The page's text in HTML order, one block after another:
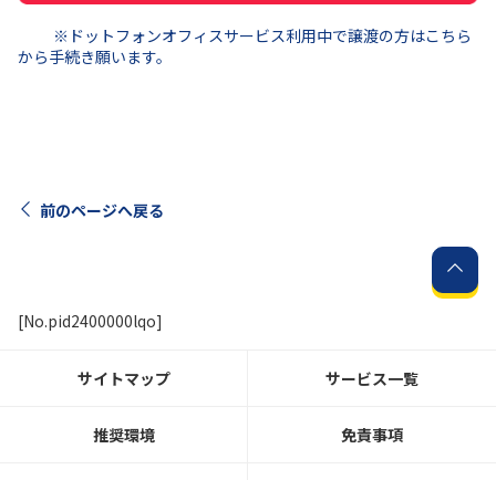
※ドットフォンオフィスサービス利用中で譲渡の方はこちら
から手続き願います。
前のページへ戻る
[No.pid2400000lqo]
サイトマップ サービス一覧
推奨環境 免責事項